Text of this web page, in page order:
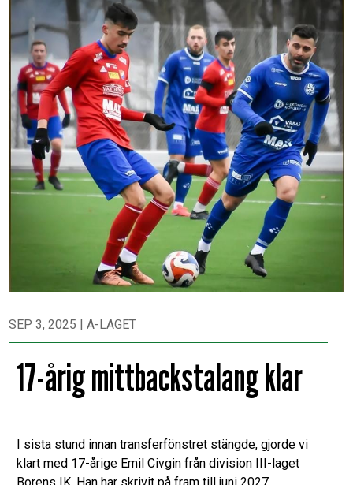
SEP 3, 2025 |A-LAGET
17-årig mittbackstalang klar
I sista stund innan transferfönstret stängde, gjorde vi
klart med 17-årige Emil Civgin från division III-laget